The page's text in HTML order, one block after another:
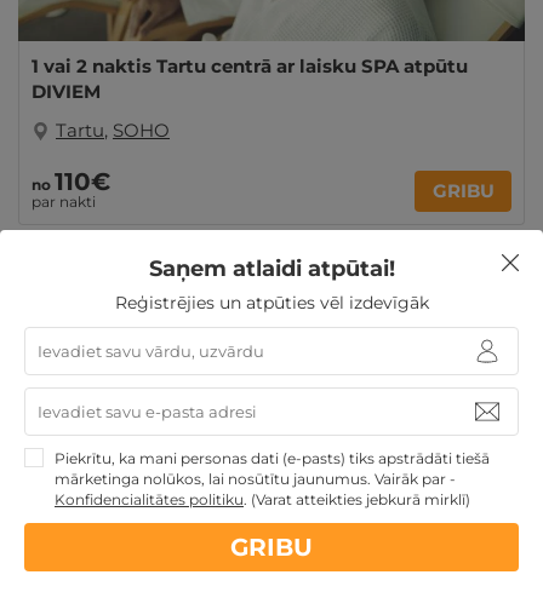
1 vai 2 naktis Tartu centrā ar laisku SPA atpūtu
DIVIEM
Tartu, SOHO
no 110€
par nakti GRIBU
Skolēnu brīvlaikam Derīgs arī VASARĀ
TOP
pirktākās dāvanas
4 personu ĢIMENEI
Atpūta
decembra svētku brīvdienās
TOP
vietas!
Saņem atlaidi atpūtai!
Reģistrējies un atpūties vēl izdevīgāk
Piekrītu, ka mani personas dati (e-pasts) tiks apstrādāti tiešā
mārketinga nolūkos, lai nosūtītu jaunumus. Vairāk par -
Konfidencialitātes politiku. (Varat atteikties jebkurā mirklī)
GRIBU